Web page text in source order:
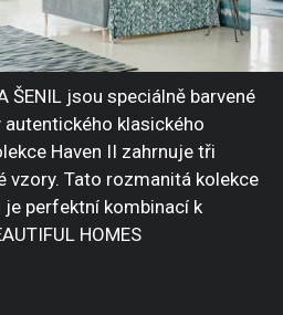
ŠENIL jsou speciálně barvené
autentického klasického
Haven II zahrnuje tři
vzory. Tato rozmanitá kolekce
je perfektní kombinací k
HOMES